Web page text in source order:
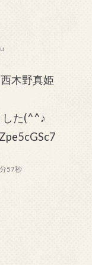
木野真姫
した(^^♪
57秒